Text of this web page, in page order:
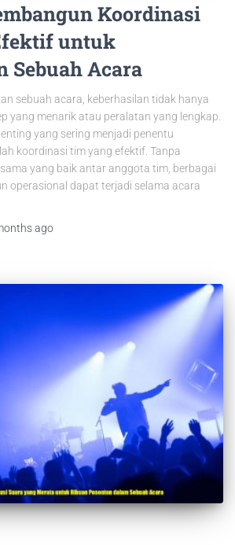
Koordinasi
untuk
Sebuah Acara
sebuah acara, keberhasilan tidak hanya
yang menarik atau peralatan yang lengkap.
yang sering menjadi penentu
koordinasi tim yang efektif. Tanpa
yang baik antar anggota tim, berbagai
operasional dapat terjadi selama acara
ago